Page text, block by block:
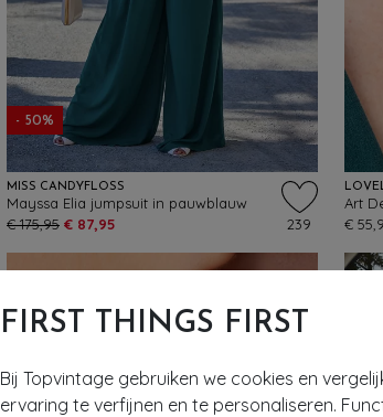
FIRST THINGS FIRST
Bij Topvintage gebruiken we cookies en
ervaring te verfijnen en te personaliseren.
- 50%
MISS CANDYFLOSS
Mayssa Elia jumpsuit in pauwblauw
€ 175,95 € 87,95 239
Art
€